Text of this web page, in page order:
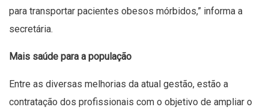
para transportar pacientes obesos mórbidos,” informa a
secretária.
Mais saúde para a população
Entre as diversas melhorias da atual gestão, estão a
contratação dos profissionais com o objetivo de ampliar o